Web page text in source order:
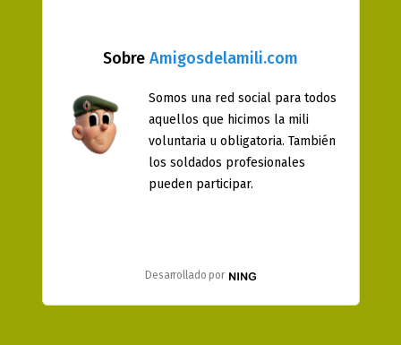
Sobre Amigosdelamili.com
Somos una red social para todos
aquellos que hicimos la mili
voluntaria u obligatoria. También
los soldados profesionales
pueden participar.
Desarrollado por